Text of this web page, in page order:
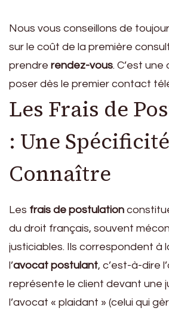
Nous vous conseillons de
sur le coût de la première
prendre rendez-vous. C’est
poser dès le premier contact
Les Frais de
: Une
Connaître
Les frais de postulation
du droit français, souvent
justiciables. Ils correspondent à
l’avocat postulant, c’est-à-dire
représente le client devant une
l’avocat « plaidant » (celui qui